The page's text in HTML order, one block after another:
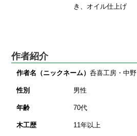
き、オイル仕上げ
作者紹介
作者名（ニックネーム）呑喜工房・中野
性別 男性
年齢 70代
木工歴 11年以上